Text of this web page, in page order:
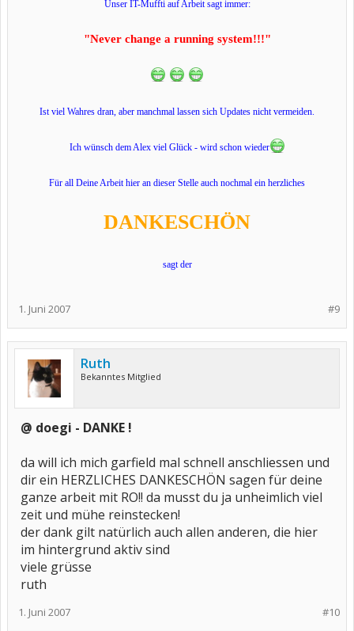
Unser IT-Muffti auf Arbeit sagt immer:
"Never change a running system!!!"
Ist viel Wahres dran, aber manchmal lassen sich Updates nicht vermeiden.
Ich wünsch dem Alex viel Glück - wird schon wieder
Für all Deine Arbeit hier an dieser Stelle auch nochmal ein herzliches
DANKESCHÖN
sagt der
#9
1. Juni 2007
Ruth
Bekanntes Mitglied
@ doegi - DANKE !
da will ich mich garfield mal schnell anschliessen und
dir ein HERZLICHES DANKESCHÖN sagen für deine
ganze arbeit mit RO!! da musst du ja unheimlich viel
zeit und mühe reinstecken!
der dank gilt natürlich auch allen anderen, die hier
im hintergrund aktiv sind
viele grüsse
ruth
#10
1. Juni 2007